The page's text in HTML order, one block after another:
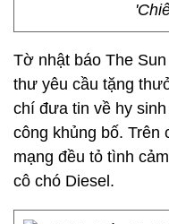
Tờ nhật báo The
thư yêu cầu tặng
chí đưa tin về hy
công khủng bố. Trên
mạng đều tỏ tình
cô chó Diesel.